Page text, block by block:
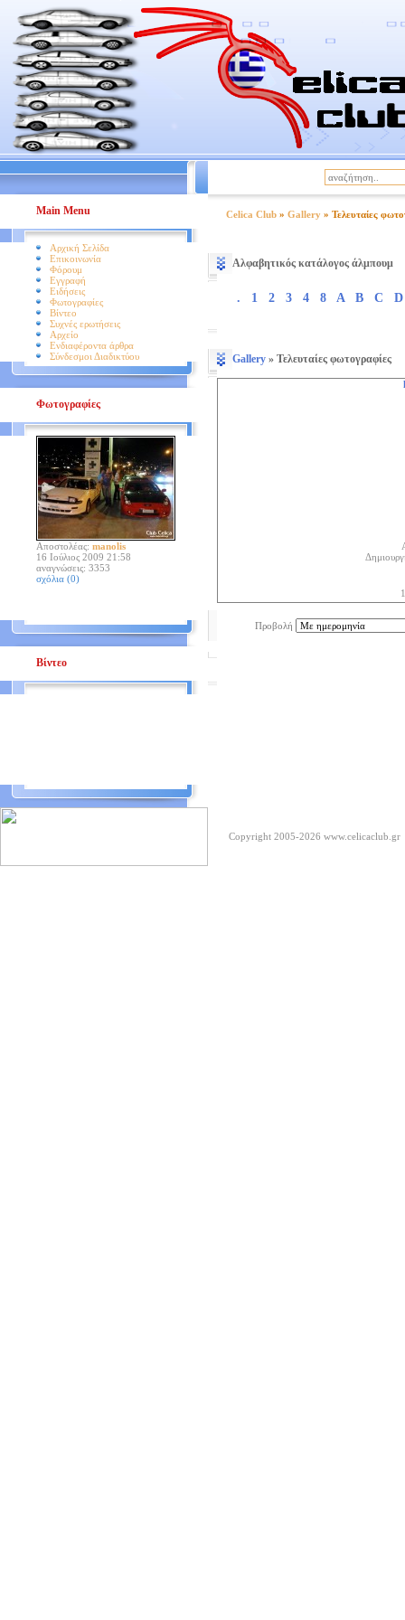
Main Menu
Αρχική Σελίδα
Επικοινωνία
Φόρουμ
Εγγραφή
Ειδήσεις
Φωτογραφίες
Βίντεο
Συχνές ερωτήσεις
Αρχείο
Ενδιαφέροντα άρθρα
Σύνδεσμοι Διαδικτύου
Φωτογραφίες
Αποστολέας: manolis
16 Ιούλιος 2009 21:58
αναγνώσεις: 3353
σχόλια (0)
Βίντεο
Celica Club » Gallery » Τελευταίες
Αλφαβητικός κατάλογος άλμπουμ
. 1 2 3 4 8 A B C D
Gallery » Τελευταίες φωτογραφίες
Προβολή
Copyright 2005-2026 www.celicaclub.gr